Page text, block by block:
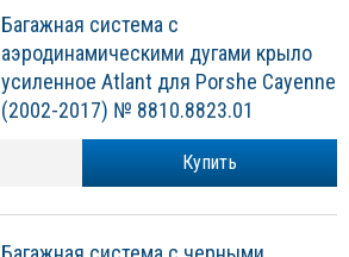
Багажная система с
аэродинамическими дугами крыло
усиленное Atlant для Porshe Cayenne
(2002-2017) № 8810.8823.01
Купить